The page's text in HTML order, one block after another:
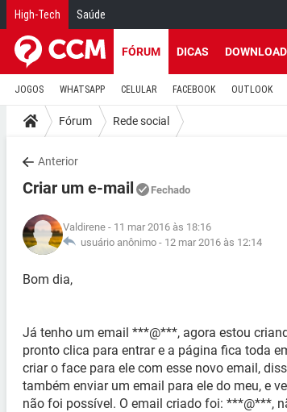
High-Tech Saúde
FÓRUM DICAS
JOGOS WHATSAPP CELULAR FACEBOOK OUTLOOK
Fórum Rede social
Anterior
Criar um e-mail Fechado
Valdirene - 11 mar 2016 às 18:16
usuário anônimo - 12 mar 2016 às 12:14
Bom dia,
Já tenho um email ***@***, agora estou
pronto clica para entrar e a página fica toda
criar o face para ele com esse novo email,
também enviar um email para ele do meu, e
não foi possível. O email criado foi: ***@***,